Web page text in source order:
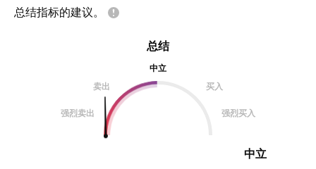
总结指标的建议。
总结
中立
卖出
买入
强烈卖出 强烈买入
中立